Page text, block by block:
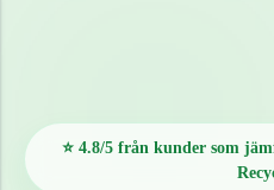
⭐ 4.8/5 från kunder som